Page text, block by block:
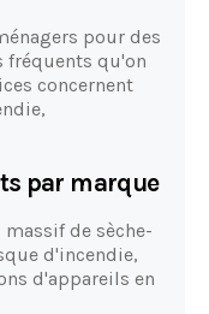
pour des
fréquents qu'on
concernent
par marque
massif de sèche-
d'incendie,
d'appareils en